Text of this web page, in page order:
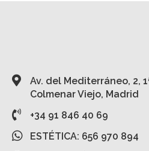
Av. del Mediterráneo, 2,
Colmenar Viejo, Madrid
+34 91 846 40 69
ESTÉTICA: 656 970 894